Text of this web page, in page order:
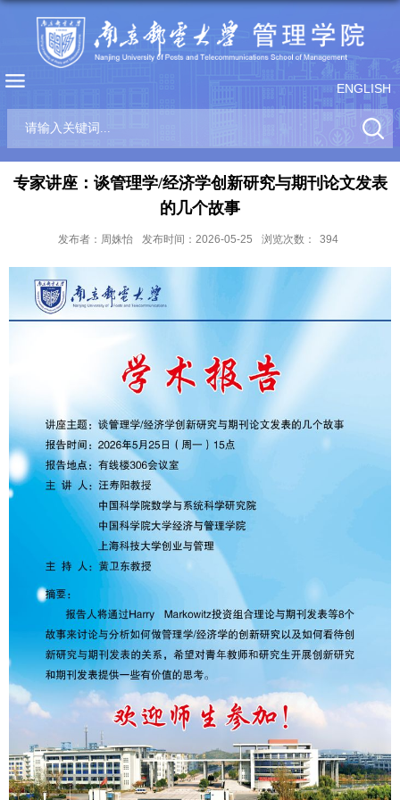
ENGLISH
专家讲座：谈管理学/经济学创新研究与期刊论文发表
的几个故事
发布者：周姝怡 发布时间：2026-05-25 浏览次数： 394